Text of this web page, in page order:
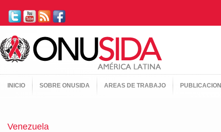
INICIO SOBRE ONUSIDA AREAS DE TRABAJO
Venezuela